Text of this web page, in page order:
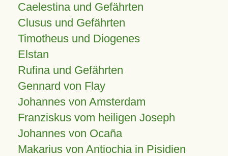
Caelestina und Gefährten
Clusus und Gefährten
Timotheus und Diogenes
Elstan
Rufina und Gefährten
Gennard von Flay
Johannes von Amsterdam
Franziskus vom heiligen Joseph
Johannes von Ocaña
Makarius von Antiochia in Pisidien